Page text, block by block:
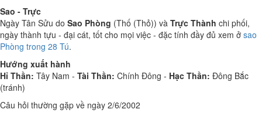
Sao - Trực
Ngày Tân Sửu do Sao Phòng (Thố (Thỏ)) và Trực Thành chi phối,
ngày thành tựu - đại cát, tốt cho mọi việc - đặc tính đầy đủ xem ở sao
Phòng trong 28 Tú.
Hướng xuất hành
Hỉ Thần: Tây Nam - Tài Thần: Chính Đông - Hạc Thần: Đông Bắc
(tránh)
Câu hỏi thường gặp về ngày 2/6/2002